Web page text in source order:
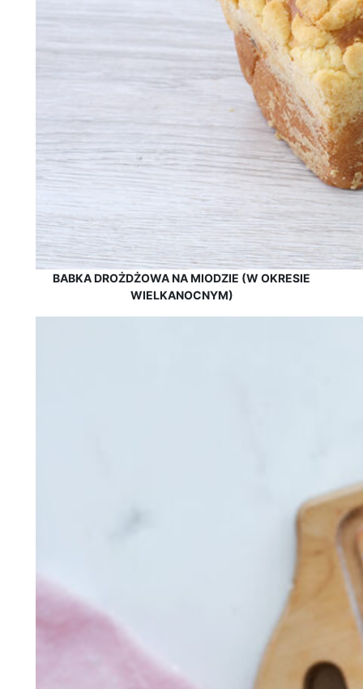
BABKA DROŻDŻOWA NA MIODZIE (W OKRESIE
WIELKANOCNYM)